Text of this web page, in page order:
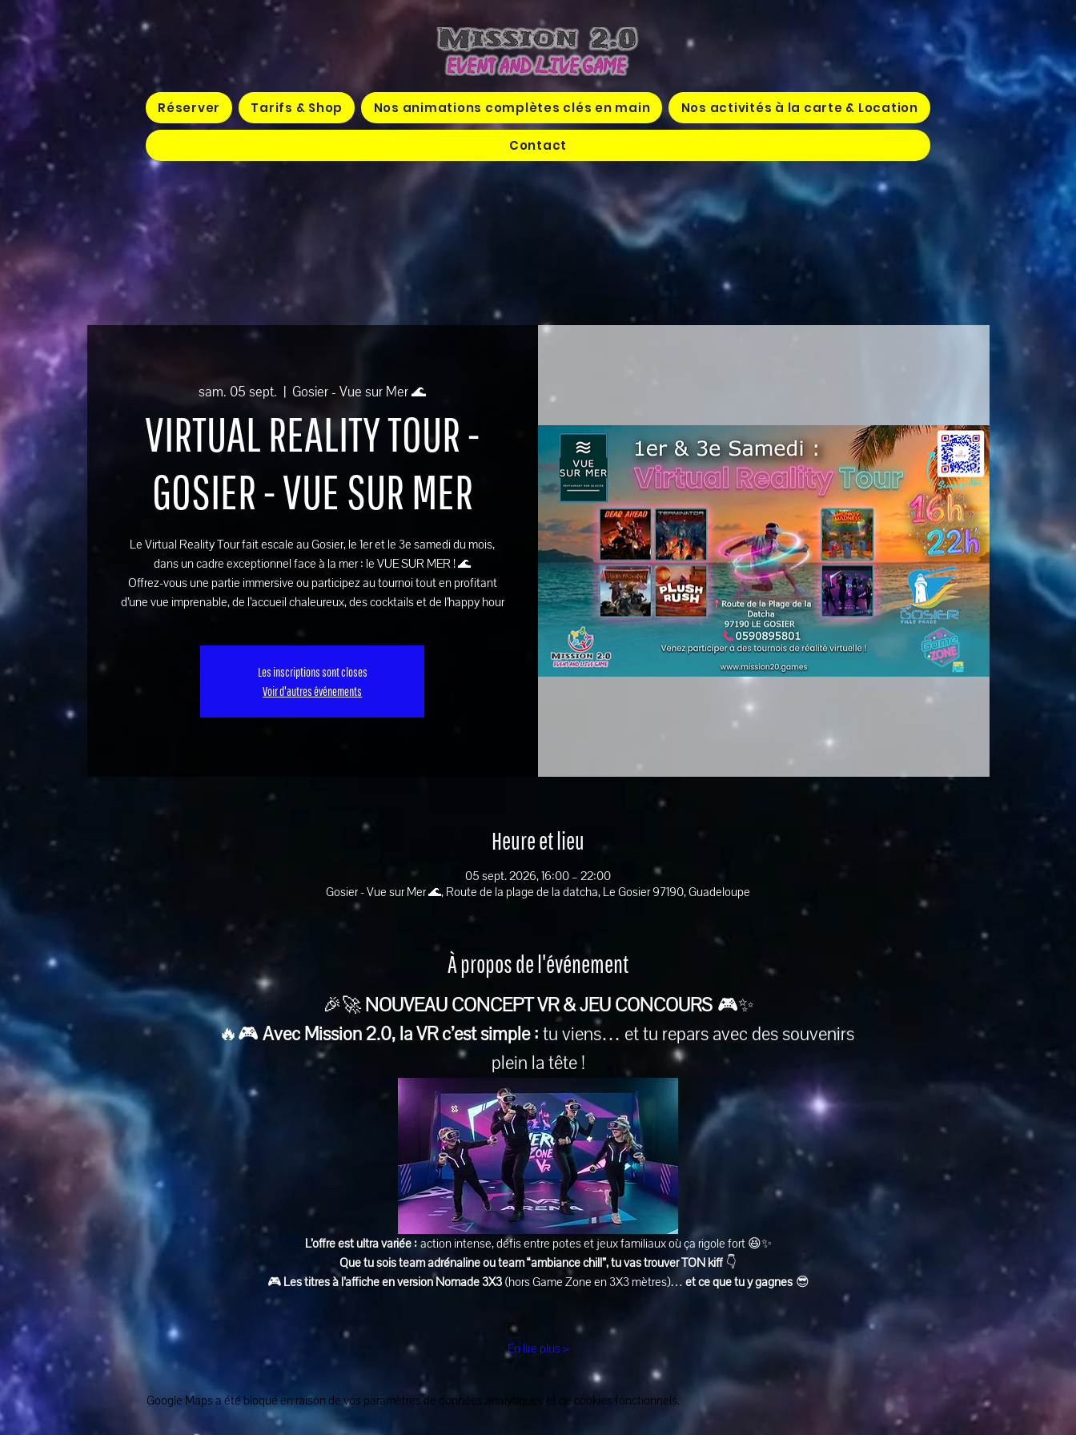
Réserver Tarifs & Shop Nos animations complètes clés en main Nos activités à la carte & Location
Contact
sam. 05 sept.
  |
Gosier - Vue sur Mer 🌊
VIRTUAL REALITY TOUR -
GOSIER - VUE SUR MER
Le Virtual Reality Tour fait escale au Gosier, le 1er et le 3e samedi du mois,
dans un cadre exceptionnel face à la mer : le VUE SUR MER ! 🌊
Offrez-vous une partie immersive ou participez au tournoi tout en profitant
d’une vue imprenable, de l’accueil chaleureux, des cocktails et de l’happy hour
Les inscriptions sont closes
Voir d'autres événements
Heure et lieu
05 sept. 2026, 16:00 – 22:00
Gosier - Vue sur Mer 🌊, Route de la plage de la datcha, Le Gosier 97190, Guadeloupe
À propos de l'événement
🎉🚀 NOUVEAU CONCEPT VR & JEU CONCOURS 🎮✨
🔥🎮 Avec Mission 2.0, la VR c’est simple : tu viens… et tu repars avec des souvenirs
plein la tête !
L’offre est ultra variée : action intense, défis entre potes et jeux familiaux où ça rigole fort 😆✨
Que tu sois team adrénaline ou team “ambiance chill”, tu vas trouver TON kiff 👇
🎮 Les titres à l’affiche en version Nomade 3X3 (hors Game Zone en 3X3 mètres)… et ce que tu y gagnes 😎
En lire plus >
Google Maps a été bloqué en raison de vos paramètres de données analytiques et de cookies fonctionnels.